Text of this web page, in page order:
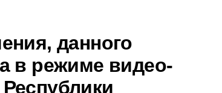
данного
в режиме видео-